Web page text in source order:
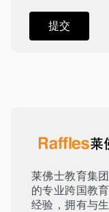
莱佛士教育集
的专业跨国教
经验，拥有与